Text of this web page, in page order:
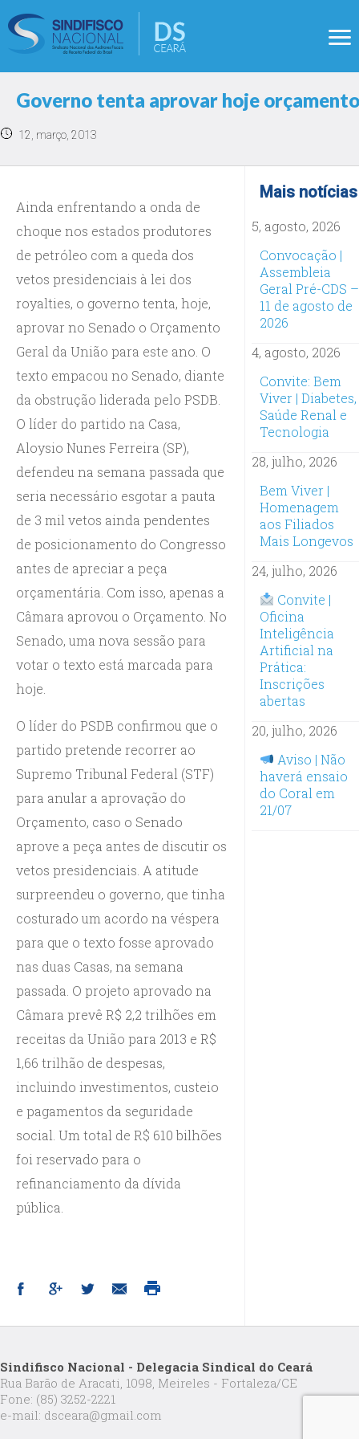
Governo tenta aprovar hoje
12, março, 2013
Ainda enfrentando a onda de
choque nos estados produtores
de petróleo com a queda dos
vetos presidenciais à lei dos
royalties, o governo tenta, hoje,
aprovar no Senado o Orçamento
Geral da União para este ano. O
texto empacou no Senado, diante
da obstrução liderada pelo PSDB.
O líder do partido na Casa,
Aloysio Nunes Ferreira (SP),
defendeu na semana passada que
seria necessário esgotar a pauta
de 3 mil vetos ainda pendentes
de posicionamento do Congresso
antes de apreciar a peça
orçamentária. Com isso, apenas a
Câmara aprovou o Orçamento. No
Senado, uma nova sessão para
votar o texto está marcada para
hoje.
O líder do PSDB confirmou que o
partido pretende recorrer ao
Supremo Tribunal Federal (STF)
para anular a aprovação do
Orçamento, caso o Senado
aprove a peça antes de discutir os
vetos presidenciais. A atitude
surpreendeu o governo, que tinha
costurado um acordo na véspera
para que o texto fosse aprovado
nas duas Casas, na semana
passada. O projeto aprovado na
Câmara prevê R$ 2,2 trilhões em
receitas da União para 2013 e R$
1,66 trilhão de despesas,
incluindo investimentos, custeio
e pagamentos da seguridade
social. Um total de R$ 610 bilhões
foi reservado para o
refinanciamento da dívida
pública.
Mais notícias
5, agosto, 2026
Convocação |
Assembleia
Geral Pré-CDS –
11 de agosto de
2026
4, agosto, 2026
Convite: Bem
Viver | Diabetes,
Saúde Renal e
Tecnologia
28, julho, 2026
Bem Viver |
Homenagem
aos Filiados
Mais Longevos
24, julho, 2026
Convite |
Oficina
Inteligência
Artificial na
Prática:
Inscrições
abertas
20, julho, 2026
Aviso | Não
haverá ensaio
do Coral em
21/07
Sindifisco Nacional - Delegacia Sindical do Ceará
Rua Barão de Aracati, 1098, Meireles - Fortaleza/CE
Fone: (85) 3252-2221
e-mail: dsceara@gmail.com